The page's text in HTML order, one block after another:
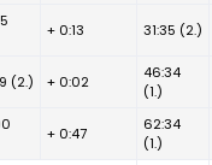
+ 0:13 31:35 (2.)
(2.) + 0:02
46:34
(1.)
+ 0:47
62:34
(1.)